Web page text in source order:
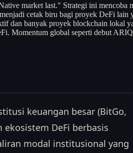
market last." Strategi ini mencoba
cetak biru bagi proyek DeFi
dan banyak proyek blockchain
Momentum global seperti debut
keuangan besar (BitGo,
DeFi berbasis
modal institusional yang